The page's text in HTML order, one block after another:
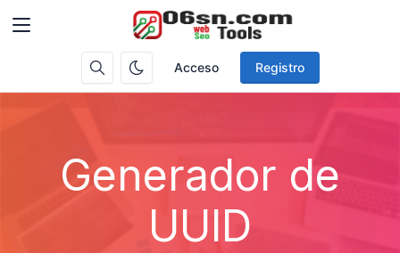
Acceso Registro
Generador de
UUID